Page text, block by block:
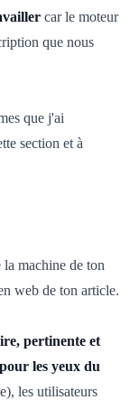
car le moteur
que nous
que j'ai
section et à
machine de ton
web de ton article.
pertinente et
les yeux du
les utilisateurs